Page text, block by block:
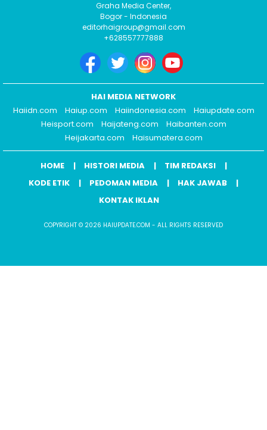
Graha Media Center,
Bogor - Indonesia
editorhaigroup@gmail.com
+628557777888
HAI MEDIA NETWORK
Haiidn.com
Haiup.com Haiindonesia.com
Haiupdate.com
Heisport.com
Haijateng.com
Haibanten.com
Heijakarta.com
Haisumatera.com
HOME HISTORI MEDIA
TIM REDAKSI
KODE ETIK
PEDOMAN MEDIA
HAK JAWAB
KONTAK IKLAN
COPYRIGHT © 2026 HAIUPDATE.COM - ALL RIGHTS RESERVED